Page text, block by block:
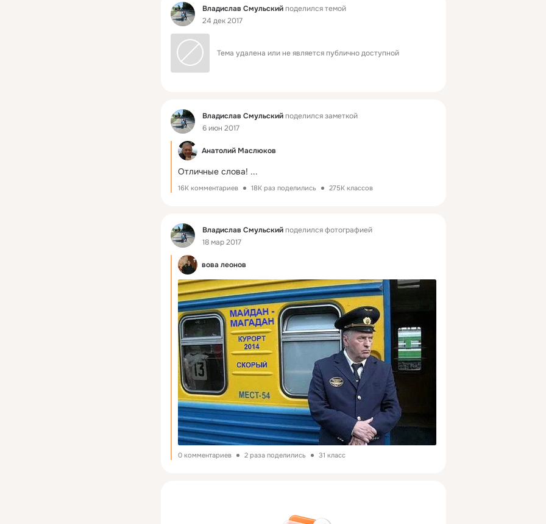
Фид Владислав Смульскийподелился темой
24 дек 2017
Тема удалена или не является публично доступной
Фид Владислав Смульскийподелился заметкой
6 июн 2017
Анатолий Маслюков
Отличные слова! ...
16K комментариев 18K раз поделились 275K классов
Фид Владислав Смульскийподелился фотографией
18 мар 2017
вова леонов
0 комментариев 2 раза поделились 31 класс